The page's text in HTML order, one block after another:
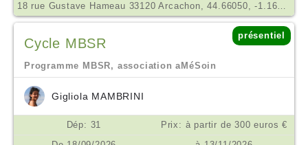
18 rue Gustave Hameau 33120 Arcachon, 44.66050, -1.16391
Cycle MBSR
présentiel
Programme MBSR, association aMéSoin
Gigliola MAMBRINI
Dép: 31
Prix: à partir de 300 euros €